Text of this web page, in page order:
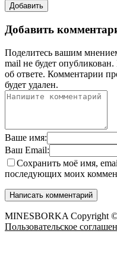
Добавить
Добавить
Поделитесь вашим
mail не будет
об ответе. Комментарии
будет удален.
Ваше имя:
Ваш Email:
Сохранить моё имя,
последующих моих
MINESBORKA Copyright ©
Пользовательское